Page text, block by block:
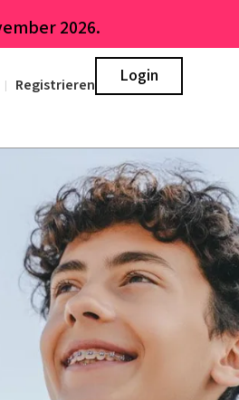
2026.
| Registrieren Login